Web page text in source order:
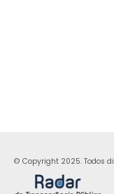
© Copyright 2025. Todos